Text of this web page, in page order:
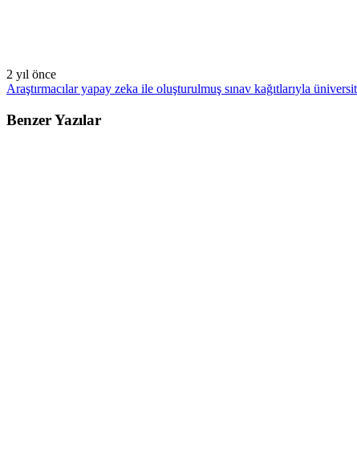
2 yıl önce
Araştırmacılar yapay zeka ile oluşturulmuş sınav kağıtlarıyla
Benzer Yazılar